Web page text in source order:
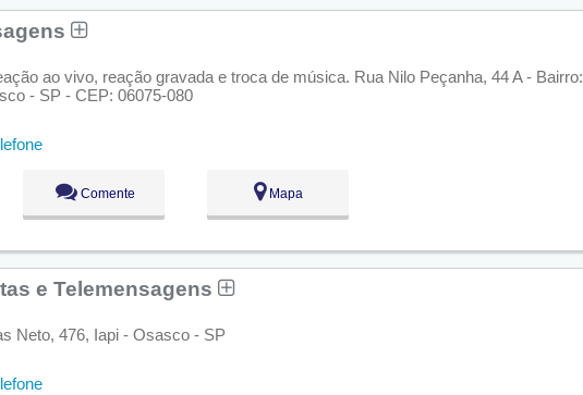
ao vivo, reação gravada e troca de música. Rua Nilo Peçanha, 44 A - Bairro:
- SP - CEP: 06075-080
Comente Mapa
e Telemensagens
Neto, 476, Iapi - Osasco - SP